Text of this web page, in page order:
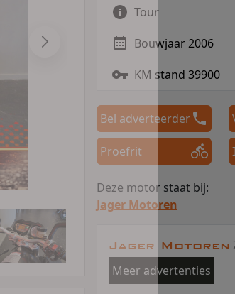
Tour
Bouwjaar 2006
KM stand 39900
Bel adverteerder
Proefrit
Deze motor staat bij:
Jager Motoren
Jager Motoren
Meer advertenties